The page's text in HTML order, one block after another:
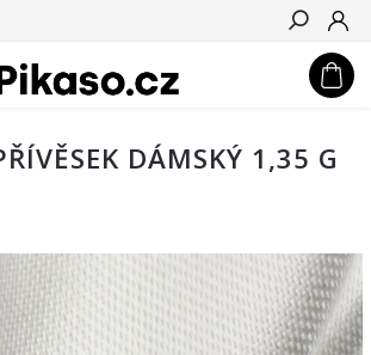
Hledat
DÁMSKÝ 1,35 G